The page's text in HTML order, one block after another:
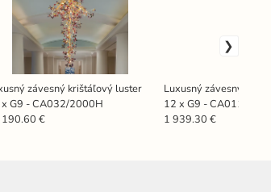
závesný krištáľový luster
G9 - CA032/2000H
€
Luxusný závesný
12 x G9 - CA011/800
1 939.30 €